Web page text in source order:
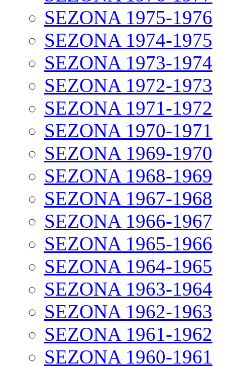
SEZONA 1975-1976
SEZONA 1974-1975
SEZONA 1973-1974
SEZONA 1972-1973
SEZONA 1971-1972
SEZONA 1970-1971
SEZONA 1969-1970
SEZONA 1968-1969
SEZONA 1967-1968
SEZONA 1966-1967
SEZONA 1965-1966
SEZONA 1964-1965
SEZONA 1963-1964
SEZONA 1962-1963
SEZONA 1961-1962
SEZONA 1960-1961